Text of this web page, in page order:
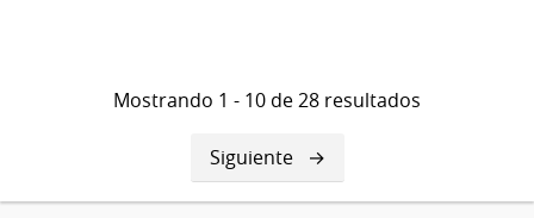
Mostrando 1 - 10 de 28 resultados
Siguiente
página
Siguiente